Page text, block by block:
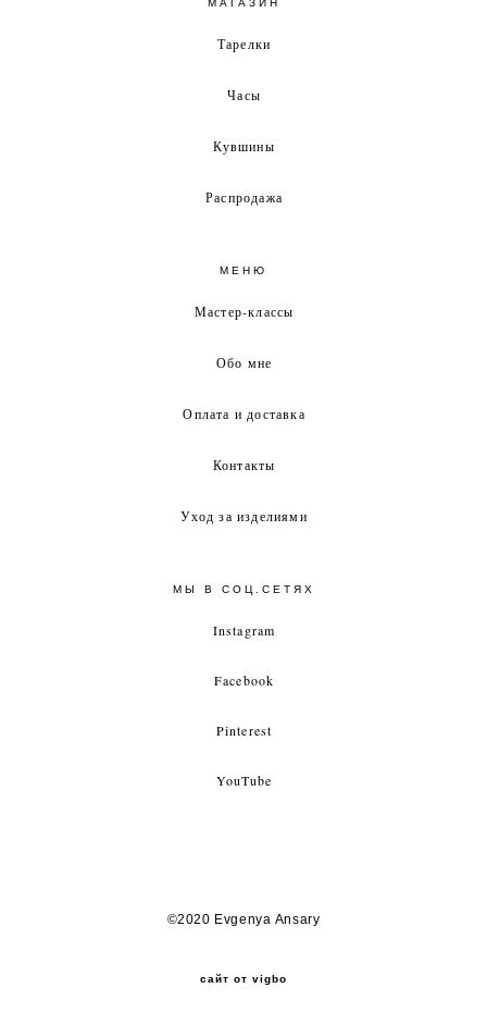
МАГАЗИН
Тарелки
Часы
Кувшины
Распродажа
МЕНЮ
Мастер-классы
Обо мне
Оплата и доставка
Контакты
Уход за изделиями
МЫ В СОЦ.СЕТЯХ
Instagram
Facebook
Pinterest
YouTube
©2020 Evgenya Ansary
сайт от vigbo